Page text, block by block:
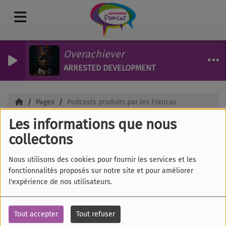
Les informations que nous
collectons
Nous utilisons des cookies pour fournir les services et les
fonctionnalités proposés sur notre site et pour améliorer
l'expérience de nos utilisateurs.
Tout accepter Tout refuser
Overachiever
ARRESTED DEVELOPMENT
Pages Podcasts produits par les Francas
Podcasts produits par
les Francas
Six associations départementales des Francas sont